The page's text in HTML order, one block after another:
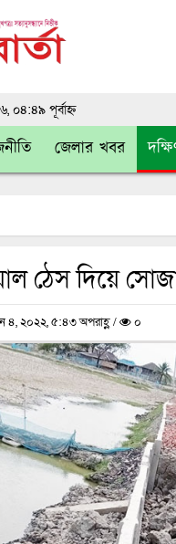
০৪:৪৯ পূর্বাহ্ন
জেলার খবর
ঠেস দিয়ে
৪, ২০২২, ৫:৪৩ অপরাহ্ণ / ০